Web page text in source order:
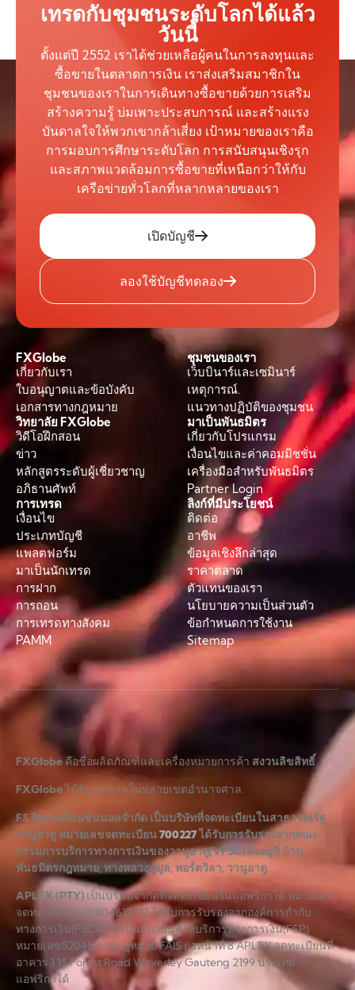
เทรดกับชุมชนระดับโลกได้แล้ว
วันนี้
ตั้งแต่ปี 2552 เราได้ช่วยเหลือผู้คนในการลงทุนและ
ซื้อขายในตลาดการเงิน เราส่งเสริมสมาชิกใน
ชุมชนของเราในการเดินทางซื้อขายด้วยการเสริม
สร้างความรู้ บ่มเพาะประสบการณ์ และสร้างแรง
บันดาลใจให้พวกเขากล้าเสี่ยง เป้าหมายของเราคือ
การมอบการศึกษาระดับโลก การสนับสนุนเชิงรุก
และสภาพแวดล้อมการซื้อขายที่เหนือกว่าให้กับ
เครือข่ายทั่วโลกที่หลากหลายของเรา
เปิดบัญชี
ลองใช้บัญชีทดลอง
FXGlobe
เกี่ยวกับเรา
ใบอนุญาตและข้อบังคับ
เอกสารทางกฎหมาย
ชุมชนของเรา
เว็บบินาร์และเซมินาร์
เหตุการณ์.
แนวทางปฏิบัติของชุมชน
วิทยาลัย FXGlobe
วิดีโอฝึกสอน
ข่าว
หลักสูตรระดับผู้เชี่ยวชาญ
อภิธานศัพท์
มาเป็นพันธมิตร
เกี่ยวกับโปรแกรม
เงื่อนไขและค่าคอมมิชชั่น
เครื่องมือสำหรับพันธมิตร
Partner Login
การเทรด
เงื่อนไข
ประเภทบัญชี
แพลตฟอร์ม
มาเป็นนักเทรด
การฝาก
การถอน
การเทรดทางสังคม
PAMM
ลิงก์ที่มีประโยชน์
ติดต่อ
อาชีพ
ข้อมูลเชิงลึกล่าสุด
ราคาตลาด
ตัวแทนของเรา
นโยบายความเป็นส่วนตัว
ข้อกำหนดการใช้งาน
Sitemap
FXGlobeคือชื่อผลิตภัณฑ์และเครื่องหมายการค้า สงวนลิขสิทธิ์
FXGlobeได้รับอนุญาตในหลายเขตอำนาจศาล.
FS อินเตอร์แนชันนอลจำกัด เป็นบริษัทที่จดทะเบียนในสาธารณรัฐ
วานูอาตู หมายเลขจดทะเบียน700227ได้รับการรับรองจากคณะ
กรรมการบริการทางการเงินของวานูอาตู(VFSC) ตั้งอยู่ที่ บ้าน
พันธมิตรกฎหมาย, ทางหลวงคูมูล, พอร์ตวิลา, วานูอาตู
APLFX (PTY) เป็นบริษัทจำกัดที่จดทะเบียนในแอฟริกาใต้ หมายเลข
จดทะเบียน2021/804619/07 ได้รับการรับรองจากองค์การกำกับ
ทางการเงิน(FSCA) ให้เป็นสถาบันที่ให้บริการทางการเงิน(FSP)
หมายเลข52045 ตามกฎหมาย FAIS ย่อหน้าที่ 8 APLFX จดทะเบียนที่
อาคาร 1 15 Forest Road Waverley Gauteng 2199 ประเทศ
แอฟริกาใต้